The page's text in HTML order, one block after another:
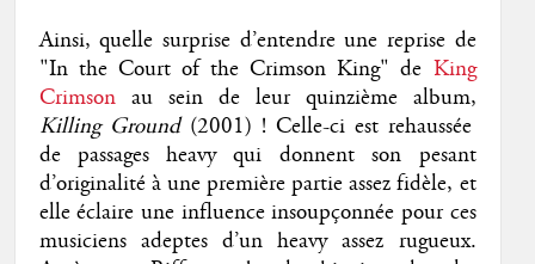
Ainsi, quelle surprise d’entendre une reprise de
"In the Court of the Crimson King" de King
Crimsonau sein de leur quinzième album,
Killing Ground(2001) ! Celle-ci est rehaussée
de passages heavy qui donnent son pesant
d’originalité à une première partie assez fidèle, et
elle éclaire une influence insoupçonnée pour ces
musiciens adeptes d’un heavy assez rugueux.